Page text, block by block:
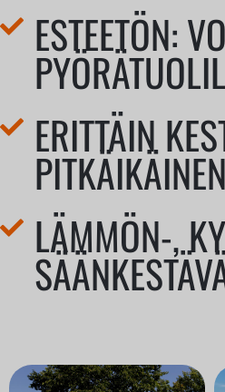
ESTEETÖN:
ERITTÄIN
LÄMMÖN-,